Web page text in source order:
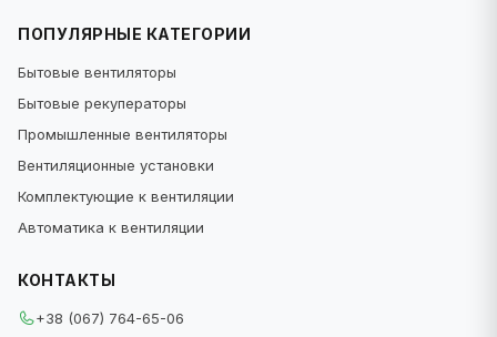
ПОПУЛЯРНЫЕ КАТЕГОРИИ
Бытовые вентиляторы
Бытовые рекуператоры
Промышленные вентиляторы
Вентиляционные установки
Комплектующие к вентиляции
Автоматика к вентиляции
КОНТАКТЫ
+38 (067) 764-65-06